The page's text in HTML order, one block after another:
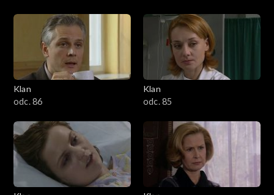
2201–2300
2101–2200
2001–2100
1901–2000
1801–1900
1701–1800
Klan
odc. 86
Klan
odc. 85